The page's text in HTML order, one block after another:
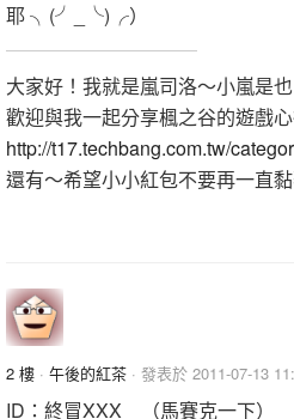
耶 ╮(╯_╰)╭）
大家好！我就是嵐司洛～小嵐是也
歡迎與我一起分享楓之谷的遊戲心
http://t17.techbang.com.tw/
還有～希望小小紅包不要再一直
2 樓 · 午後的紅茶 · 發表於 2011-07-13
ID：終冒XXX （馬賽克一下）